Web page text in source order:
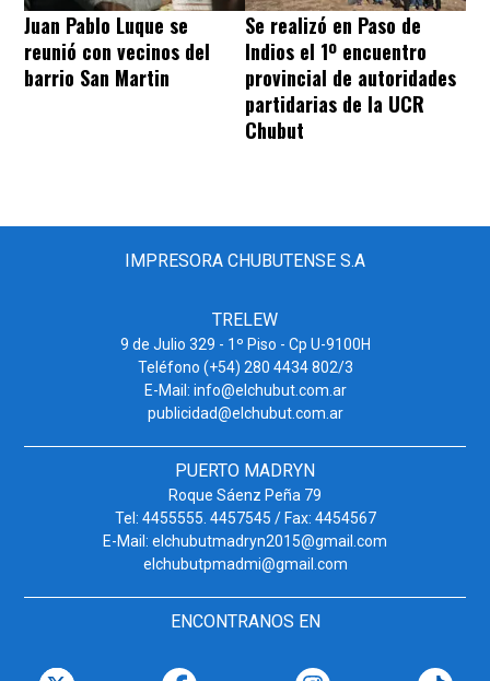
Juan Pablo Luque se
reunió con vecinos del
barrio San Martin
Se realizó en Paso de
Indios el 1º encuentro
provincial de autoridades
partidarias de la UCR
Chubut
IMPRESORA CHUBUTENSE S.A
TRELEW
9 de Julio 329 - 1º Piso - Cp U-9100H
Teléfono (+54) 280 4434 802/3
E-Mail: info@elchubut.com.ar
publicidad@elchubut.com.ar
PUERTO MADRYN
Roque Sáenz Peña 79
Tel: 4455555. 4457545 / Fax: 4454567
E-Mail: elchubutmadryn2015@gmail.com
elchubutpmadmi@gmail.com
ENCONTRANOS EN